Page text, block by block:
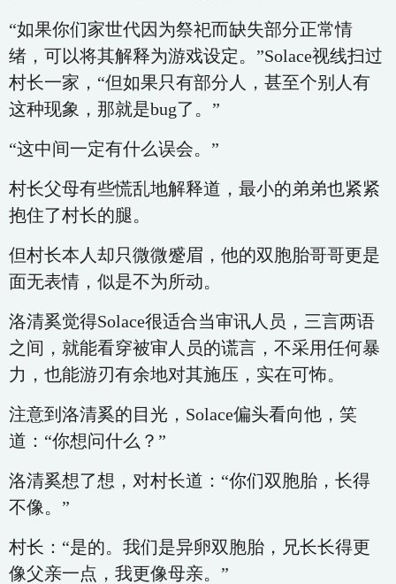
“如果你们家世代因为祭祀而缺失部分正常情
绪，可以将其解释为游戏设定。”Solace视线扫过
村长一家，“但如果只有部分人，甚至个别人有
这种现象，那就是bug了。”
“这中间一定有什么误会。”
村长父母有些慌乱地解释道，最小的弟弟也紧紧
抱住了村长的腿。
但村长本人却只微微蹙眉，他的双胞胎哥哥更是
面无表情，似是不为所动。
洛清奚觉得Solace很适合当审讯人员，三言两语
之间，就能看穿被审人员的谎言，不采用任何暴
力，也能游刃有余地对其施压，实在可怖。
注意到洛清奚的目光，Solace偏头看向他，笑
道：“你想问什么？”
洛清奚想了想，对村长道：“你们双胞胎，长得
不像。”
村长：“是的。我们是异卵双胞胎，兄长长得更
像父亲一点，我更像母亲。”